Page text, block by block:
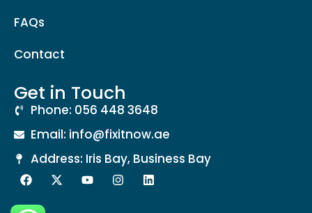
FAQs
Contact
Get in Touch
Phone: 056 448 3648
Email: info@fixitnow.ae
Address: Iris Bay, Business Bay